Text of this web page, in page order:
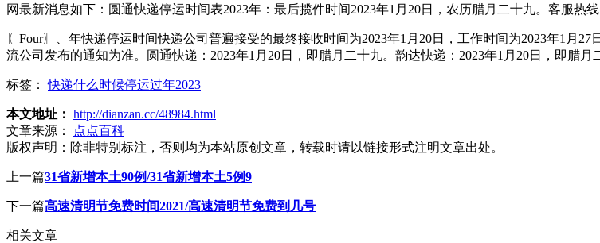
网最新消息如下：圆通快递停运时间表2023年：最后揽件时间2023年1月20日，农历腊月二十九。客服热线
〖Four〗、年快递停运时间快递公司普遍接受的最终接收时间为2023年1月20日，工作时间为2023年1月
流公司发布的通知为准。圆通快递：2023年1月20日，即腊月二十九。韵达快递：2023年1月20日，即腊月
标签：快递什么时候停运过年2023
本文地址： http://dianzan.cc/48984.html
文章来源：
点点百科
版权声明： 除非特别标注，否则均为本站原创文章，转载时请以链接形式注明文章出处。
上一篇31省新增本土90例/31省新增本土5例9
下一篇高速清明节免费时间2021/高速清明节免费到几号
相关文章